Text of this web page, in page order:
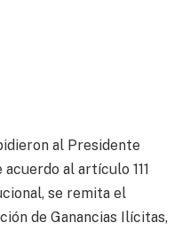
al Presidente
al artículo 111
se remita el
de Ganancias Ilícitas,